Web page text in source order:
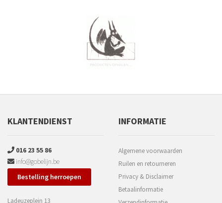
KLANTENDIENST
016 23 55 86
info@gobelijn.be
Bestelling herroepen
Ladeuzeplein 13
INFORMATIE
Algemene voorwaarden
Ruilen en retourneren
Privacy & Disclaimer
Betaalinformatie